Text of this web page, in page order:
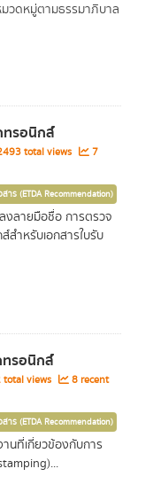
วดหมู่ตามธรรมาภิบาล
ทรอนิกส์
total views
7
าร (ETDA Recommendation)
งลายมือชื่อ การตรวจ
ำหรับเอกสารใบรับ
ทรอนิกส์
views
8 recent
าร (ETDA Recommendation)
นที่เกี่ยวข้องกับการ